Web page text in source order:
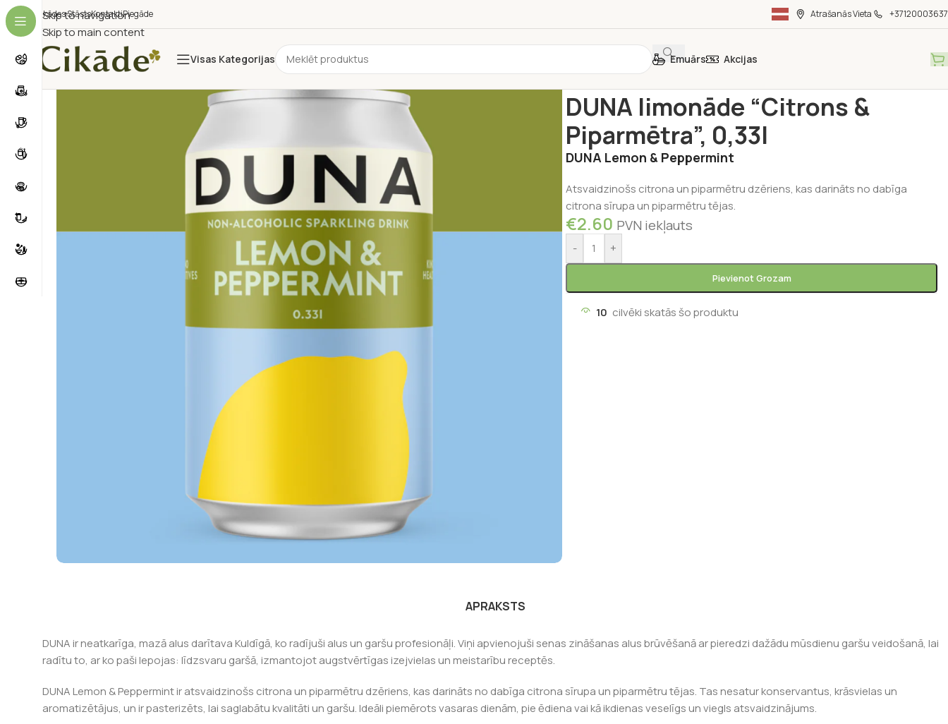
Skip to navigation
Skip to main content
Cikādes StāstsKontaktiPiegāde Atrašanās Vieta +37120003637
Visas Kategorijas Emuārs Akcijas
DUNA limonāde “Citrons &
Piparmētra”, 0,33l
DUNA Lemon & Peppermint
Atsvaidzinošs citrona un piparmētru dzēriens, kas darināts no dabīga
citrona sīrupa un piparmētru tējas.
€2.60 PVN iekļauts
- +
Pievienot Grozam
10 cilvēki skatās šo produktu
APRAKSTS
DUNA ir neatkarīga, mazā alus darītava Kuldīgā, ko radījuši alus un garšu profesionāļi. Viņi apvienojuši senas zināšanas alus brūvēšanā ar pieredzi dažādu mūsdienu garšu veidošanā, lai
radītu to, ar ko paši lepojas: līdzsvaru garšā, izmantojot augstvērtīgas izejvielas un meistarību receptēs.
DUNA Lemon & Peppermint ir atsvaidzinošs citrona un piparmētru dzēriens, kas darināts no dabīga citrona sīrupa un piparmētru tējas. Tas nesatur konservantus, krāsvielas un
aromatizētājus, un ir pasterizēts, lai saglabātu kvalitāti un garšu. Ideāli piemērots vasaras dienām, pie ēdiena vai kā ikdienas veselīgs un viegls atsvaidzinājums.